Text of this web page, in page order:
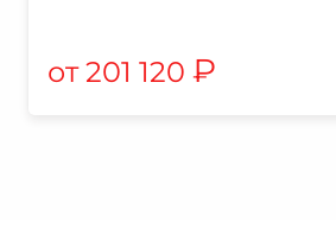
201 120 ₽